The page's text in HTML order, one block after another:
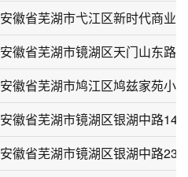
安徽省芜湖市弋江区新时代商业
安徽省芜湖市鸠江区鸠兹家苑小
安徽省芜湖市镜湖区银湖中路23-